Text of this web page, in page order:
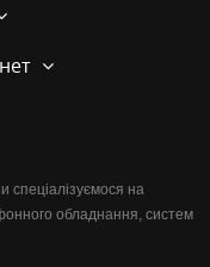
спеціалізуємося на
обладнання, систем